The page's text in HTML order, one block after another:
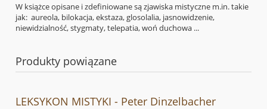
W książce opisane i zdefiniowane są zjawiska mistyczne m.in. takie
jak: aureola, bilokacja, ekstaza, glosolalia, jasnowidzenie,
niewidzialność, stygmaty, telepatia, woń duchowa ...
Produkty powiązane
LEKSYKON MISTYKI - Peter Dinzelbacher